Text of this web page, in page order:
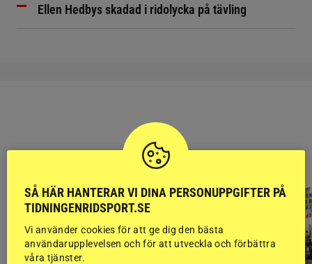
Ellen Hedbys skadad i ridolycka på tävling
RIDSPORT
BLOGGAR
SÅ HÄR HANTERAR VI DINA PERSONUPPGIFTER PÅ
TIDNINGENRIDSPORT.SE
Vi använder cookies för att ge dig den bästa
användarupplevelsen och för att utveckla och förbättra
våra tjänster.